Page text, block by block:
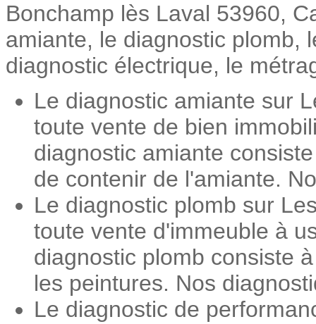
Bonchamp lès Laval 53960,
amiante, le diagnostic plomb,
diagnostic électrique, le
Le diagnostic amiante sur
toute vente de bien
diagnostic amiante
de contenir de l'amiante.
Le diagnostic plomb sur
toute vente d'immeuble à
diagnostic plomb consiste
les peintures. Nos
Le diagnostic de